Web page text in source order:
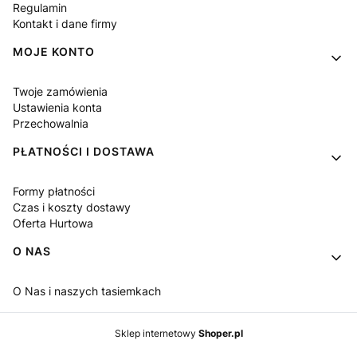
Regulamin
Kontakt i dane firmy
MOJE KONTO
Twoje zamówienia
Ustawienia konta
Przechowalnia
PŁATNOŚCI I DOSTAWA
Formy płatności
Czas i koszty dostawy
Oferta Hurtowa
O NAS
O Nas i naszych tasiemkach
Sklep internetowy Shoper.pl